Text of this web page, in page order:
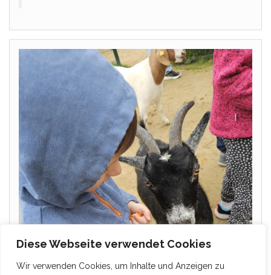
Diese Webseite verwendet Cookies
Wir verwenden Cookies, um Inhalte und Anzeigen zu